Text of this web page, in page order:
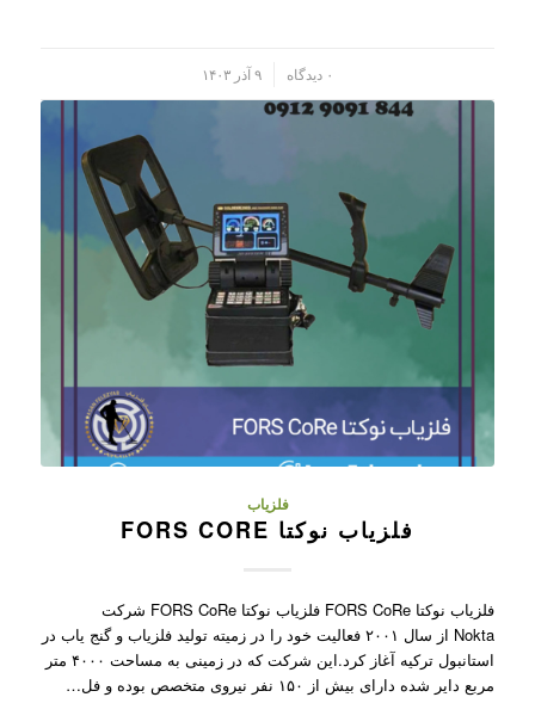
۰ دیدگاه ۹ آذر ۱۴۰۳
فلزیاب
فلزیاب نوکتا FORS CORE
فلزیاب نوکتا FORS CoRe فلزیاب نوکتا FORS CoRe شرکت
Nokta از سال ۲۰۰۱ فعالیت خود را در زمیته تولید فلزیاب و گنج یاب در
استانبول ترکیه آغاز کرد.این شرکت که در زمینی به مساحت ۴۰۰۰ متر
مربع دایر شده دارای بیش از ۱۵۰ نفر نیروی متخصص بوده و فل…